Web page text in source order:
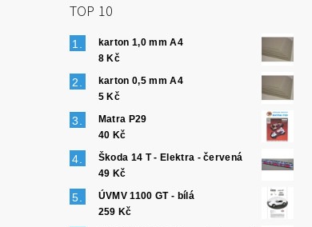
TOP 10
karton 1,0 mm A4
8 Kč
karton 0,5 mm A4
5 Kč
Matra P29
40 Kč
Škoda 14 T - Elektra - červená
49 Kč
ÚVMV 1100 GT - bílá
259 Kč